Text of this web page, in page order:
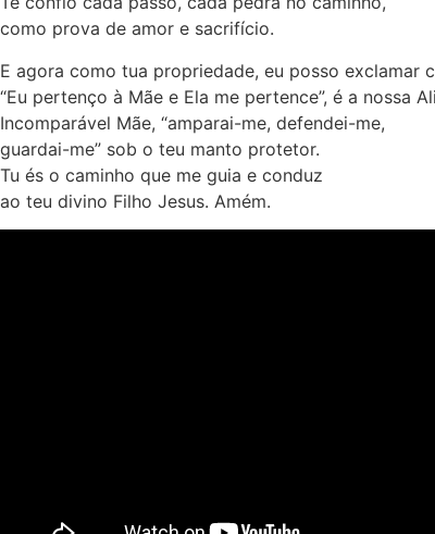
como prova de amor e sacrifício.
E agora como tua propriedade, eu posso exclamar
“Eu pertenço à Mãe e Ela me pertence”, é a nossa
Incomparável Mãe, “amparai-me, defendei-me,
guardai-me” sob o teu manto protetor.
Tu és o caminho que me guia e conduz
ao teu divino Filho Jesus. Amém.